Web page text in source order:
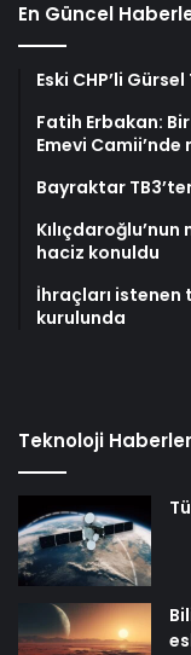
En Güncel
Eski CHP’li
Fatih Erbakan:
Emevi Camii’nde
Bayraktar
haciz konuldu
İhraçları istenen
kurulunda
Teknoloji